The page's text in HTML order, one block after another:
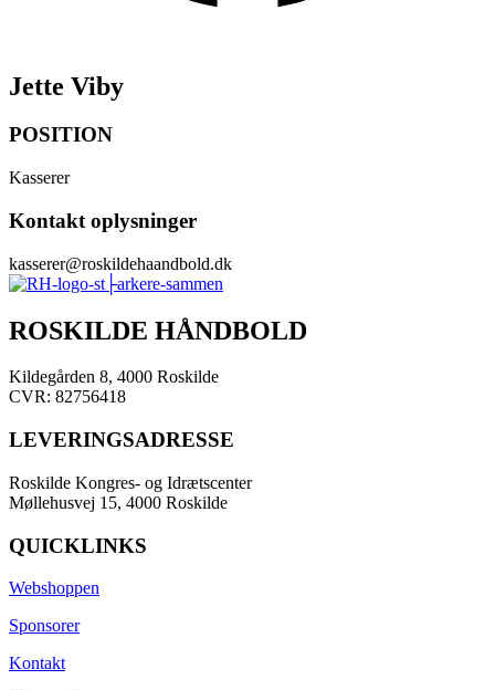
Jette Viby
POSITION
Kasserer
Kontakt oplysninger
kasserer@roskildehaandbold.dk
ROSKILDE HÅNDBOLD
Kildegården 8, 4000 Roskilde
CVR: 82756418
LEVERINGSADRESSE
Roskilde Kongres- og Idrætscenter
Møllehusvej 15, 4000 Roskilde
QUICKLINKS
Webshoppen
Sponsorer
Kontakt